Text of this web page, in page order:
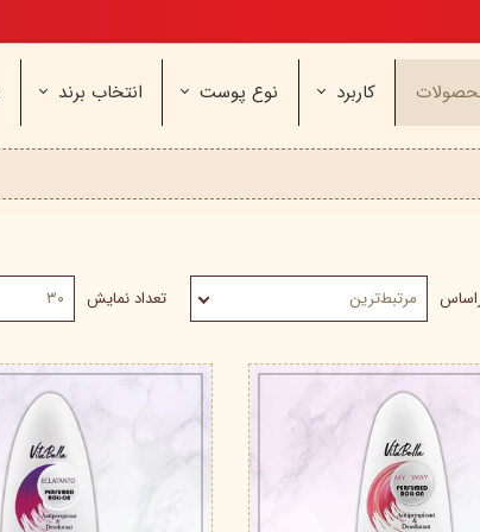
کاربرد
عطر - ادکلن
بادی میست
دئودرانت - مام
نوع پوست انتخاب برند
نیوره بیول
سریتا آمبرلا
ویتابلا سینره
فولیکا سیلکر
مهرونا
نو‌ آکنه
یونی لد
مرتبط‌ترین تعداد نمایش ۳۰